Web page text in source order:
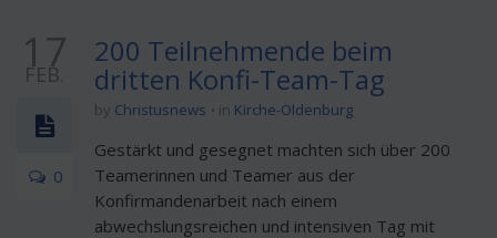
17
FEB.
0
200 Teilnehmende beim
dritten Konfi-Team-Tag
by Christusnews in Kirche-Oldenburg
Gestärkt und gesegnet machten sich über 200
Teamerinnen und Teamer aus der
Konfirmandenarbeit nach einem
abwechslungsreichen und intensiven Tag mit